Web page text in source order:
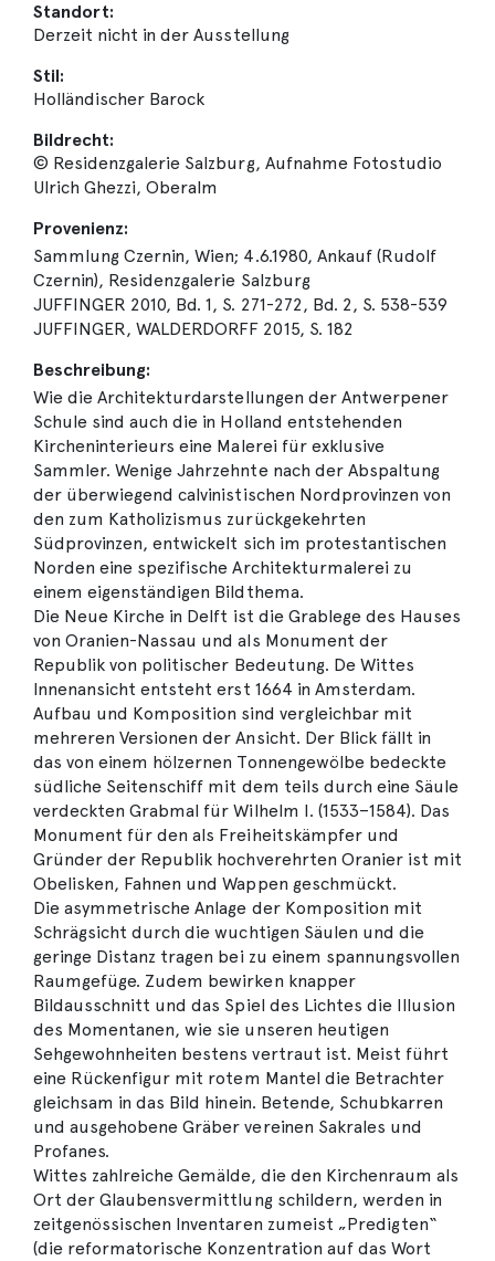
Standort:
Derzeit nicht in der Ausstellung
Stil:
Holländischer Barock
Bildrecht:
© Residenzgalerie Salzburg, Aufnahme Fotostudio
Ulrich Ghezzi, Oberalm
Provenienz:
Sammlung Czernin, Wien; 4.6.1980, Ankauf (Rudolf
Czernin), Residenzgalerie Salzburg
JUFFINGER 2010, Bd. 1, S. 271-272, Bd. 2, S. 538-539
JUFFINGER, WALDERDORFF 2015, S. 182
Beschreibung:
Wie die Architekturdarstellungen der Antwerpener
Schule sind auch die in Holland entstehenden
Kircheninterieurs eine Malerei für exklusive
Sammler. Wenige Jahrzehnte nach der Abspaltung
der überwiegend calvinistischen Nordprovinzen von
den zum Katholizismus zurückgekehrten
Südprovinzen, entwickelt sich im protestantischen
Norden eine spezifische Architekturmalerei zu
einem eigenständigen Bildthema.
Die Neue Kirche in Delft ist die Grablege des Hauses
von Oranien-Nassau und als Monument der
Republik von politischer Bedeutung. De Wittes
Innenansicht entsteht erst 1664 in Amsterdam.
Aufbau und Komposition sind vergleichbar mit
mehreren Versionen der Ansicht. Der Blick fällt in
das von einem hölzernen Tonnengewölbe bedeckte
südliche Seitenschiff mit dem teils durch eine Säule
verdeckten Grabmal für Wilhelm I. (1533–1584). Das
Monument für den als Freiheitskämpfer und
Gründer der Republik hochverehrten Oranier ist mit
Obelisken, Fahnen und Wappen geschmückt.
Die asymmetrische Anlage der Komposition mit
Schrägsicht durch die wuchtigen Säulen und die
geringe Distanz tragen bei zu einem spannungsvollen
Raumgefüge. Zudem bewirken knapper
Bildausschnitt und das Spiel des Lichtes die Illusion
des Momentanen, wie sie unseren heutigen
Sehgewohnheiten bestens vertraut ist. Meist führt
eine Rückenfigur mit rotem Mantel die Betrachter
gleichsam in das Bild hinein. Betende, Schubkarren
und ausgehobene Gräber vereinen Sakrales und
Profanes.
Wittes zahlreiche Gemälde, die den Kirchenraum als
Ort der Glaubensvermittlung schildern, werden in
zeitgenössischen Inventaren zumeist „Predigten“
(die reformatorische Konzentration auf das Wort